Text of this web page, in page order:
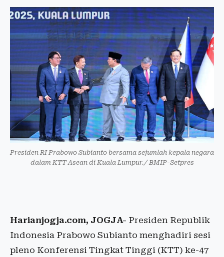
Presiden RI Prabowo Subianto bersama sejumlah kepala negara
dalam KTT Asean di Kuala Lumpur./ BMIP-Setpres
Harianjogja.com, JOGJA- Presiden Republik
Indonesia Prabowo Subianto menghadiri sesi
pleno Konferensi Tingkat Tinggi (KTT) ke-47